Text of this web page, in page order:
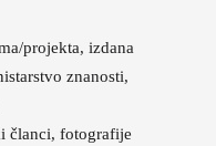
projekta, izdana
znanosti,
članci, fotografije